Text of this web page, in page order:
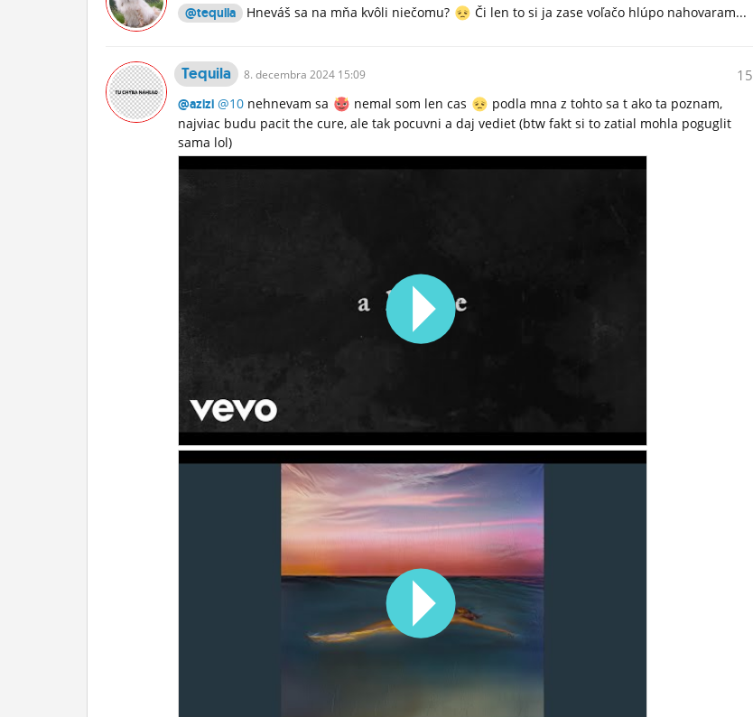
@tequila Hneváš sa na mňa kvôli niečomu? Či len to si ja zase voľačo hlúpo nahovaram...
15
Tequila 8. decembra 2024 15:09
@azizi @10 nehnevam sa nemal som len cas
podla mna z tohto sa t ako ta poznam,
najviac budu pacit the cure, ale tak pocuvni a daj vediet (btw fakt si to zatial mohla poguglit
sama lol)